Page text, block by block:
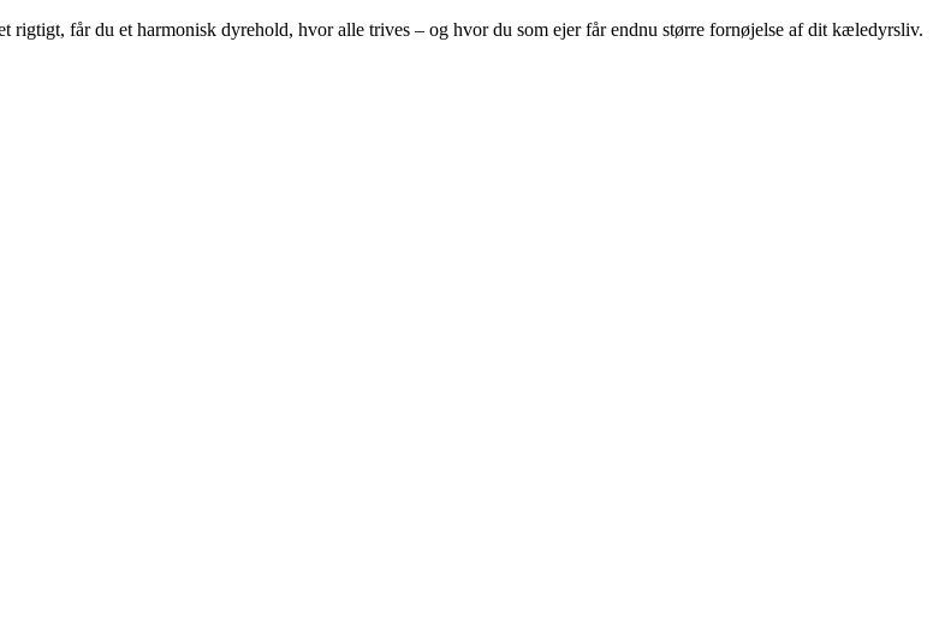
rigtigt, får du et harmonisk dyrehold, hvor alle trives – og hvor du som ejer får endnu større fornøjelse af dit kæledyrsliv.